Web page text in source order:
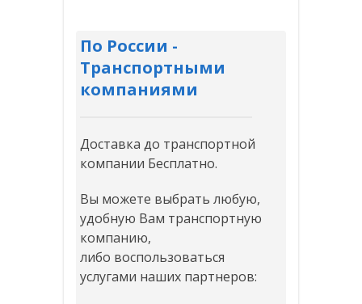
По России -
Транспортными
компаниями
Доставка до транспортной
компании Бесплатно.
Вы можете выбрать любую,
удобную Вам транспортную
компанию,
либо воспользоваться
услугами наших партнеров: